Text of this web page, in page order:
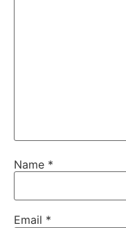
Name *
Email *